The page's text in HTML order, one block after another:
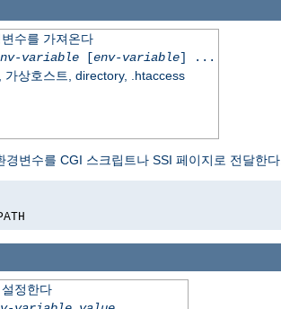
수를 가져온다
variable[env-variable] ...
가상호스트, directory, .htaccess
변수를 CGI 스크립트나 SSI 페이지로 전달한다.
정한다